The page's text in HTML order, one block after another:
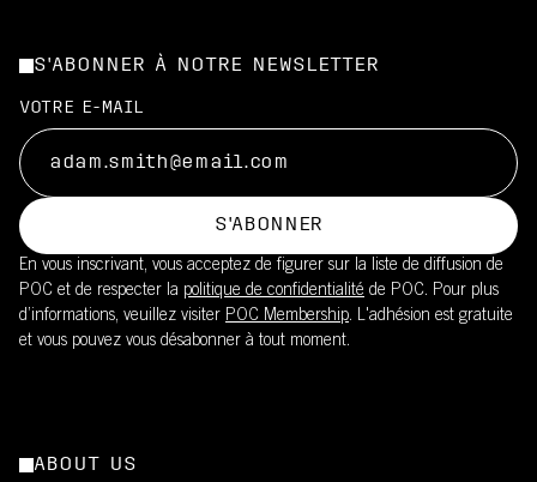
S'ABONNER À NOTRE NEWSLETTER
VOTRE E-MAIL
S'ABONNER
En vous inscrivant, vous acceptez de figurer sur la liste de diffusion de
POC et de respecter la politique de confidentialité de POC. Pour plus
d’informations, veuillez visiter POC Membership. L'adhésion est gratuite
et vous pouvez vous désabonner à tout moment.
ABOUT US